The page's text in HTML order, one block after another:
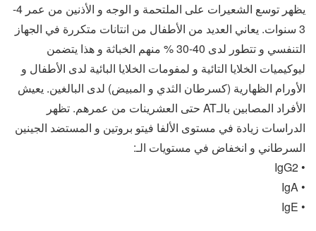
يظهر توسع الشعيرات على الملتحمة و الوجه و الأذنين من عمر 4-
3 سنوات. يعاني العديد من الأطفال من انتانات متكررة في الجهاز
التنفسي و تتطور لدى 40-30 % منهم الخباثة و هذا يتضمن
ليوكيميات الخلايا التائية و لمفومات الخلايا البائية لدى الأطفال و
الأورام الظهارية (كسرطان الثدي و المبيض) لدى البالغين. يعيش
الأفراد المصابين بالـAT حتى العشرينات من عمرهم. تظهر
الدراسات زيادة في مستوى الألفا فيتو بروتين و المستضد الجينين
السرطاني و انخفاض في مستويات الـ:
• IgG2
• IgA
• IgE